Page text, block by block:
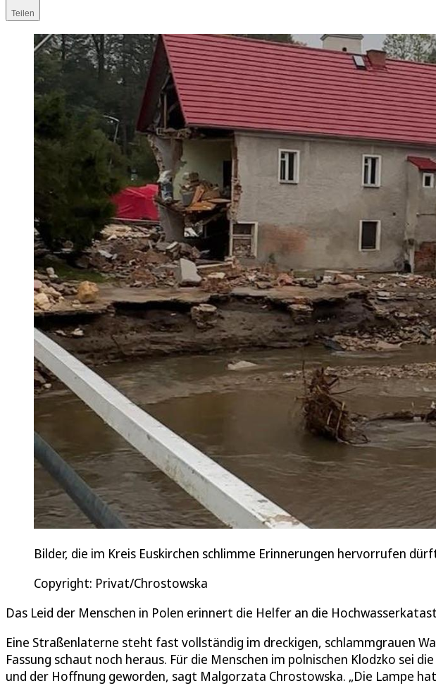
Teilen
Bilder, die im Kreis Euskirchen schlimme Erinnerungen hervorrufen
Copyright: Privat/Chrostowska
Das Leid der Menschen in Polen erinnert die Helfer an die
Eine Straßenlaterne steht fast vollständig im dreckigen, schlammgrauen
Fassung schaut noch heraus. Für die Menschen im polnischen Klodzko sei
und der Hoffnung geworden, sagt Malgorzata Chrostowska. „Die Lampe